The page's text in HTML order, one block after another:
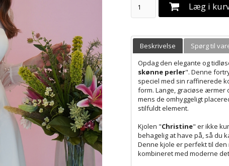
Læg i
Beskrivelse
Spørg til
Opdag den elegante og
skønne perler". Denne
speciel med sin raffinerede
form. Lange, graciøse ærmer
mens de omhyggeligt
stilfuldt element.
Kjolen "Christine" er ikke
behagelig at have på, så du
Denne kjole er perfekt til
kombineret med moderne